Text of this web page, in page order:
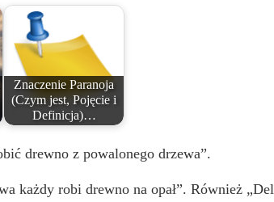
Znaczenie Paranoja
(Czym jest, Pojęcie i
Definicja)…
drewno z powalonego drzewa”.
każdy robi drewno na opał”. Również „Del